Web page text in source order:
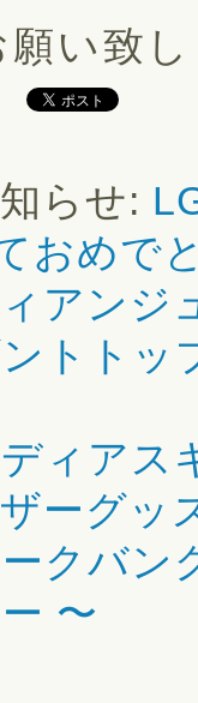
願い致
らせ:
おめで
アンジ
トトッ
ィアス
ーグッ
クバン
〜